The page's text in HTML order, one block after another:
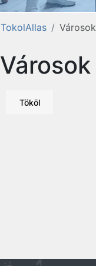
TokolAllas Városok
Városok
Tököl